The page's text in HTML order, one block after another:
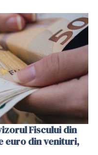
Fiscului din
euro din venituri,